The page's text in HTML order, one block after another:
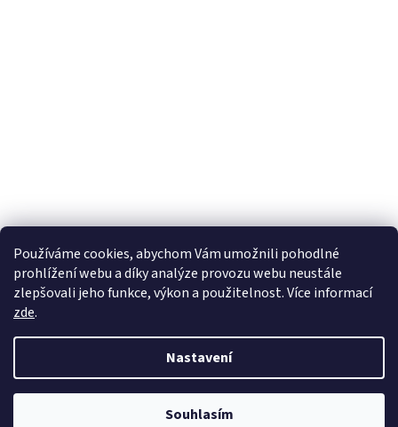
Používáme cookies, abychom Vám umožnili pohodlné
prohlížení webu a díky analýze provozu webu neustále
zlepšovali jeho funkce, výkon a použitelnost. Více informací
zde.
Nastavení
Souhlasím